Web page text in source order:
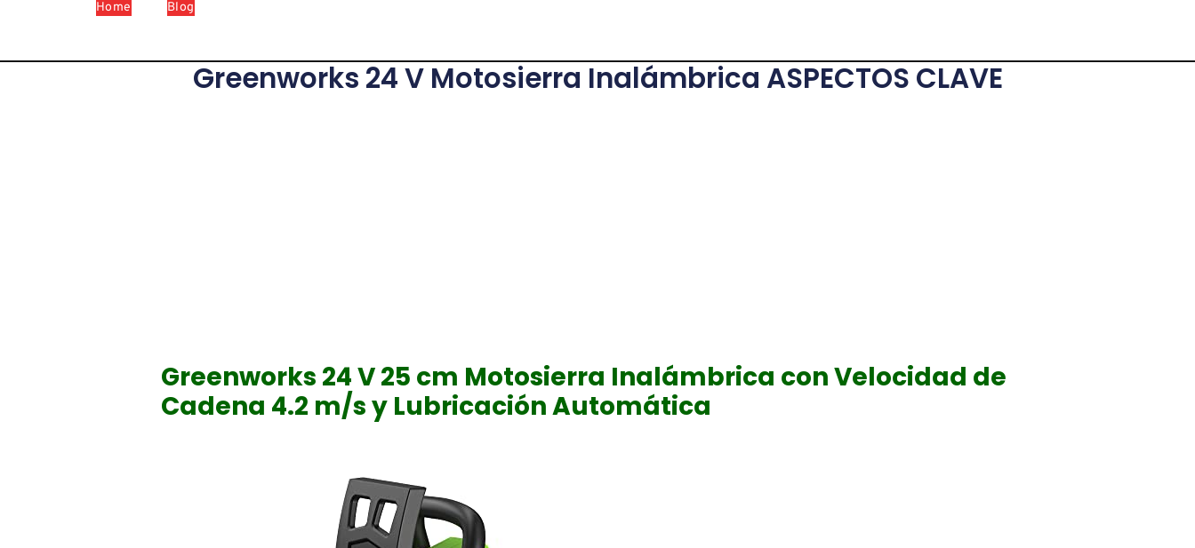
Home Blog
Greenworks 24 V Motosierra Inalámbrica ASPECTOS CLAVE
Greenworks 24 V 25 cm Motosierra Inalámbrica con Velocidad de
Cadena 4.2 m/s y Lubricación Automática